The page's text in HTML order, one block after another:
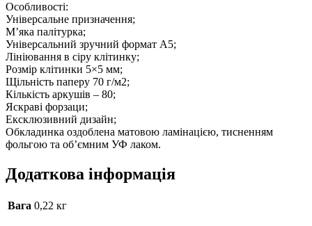
Особливості:
Універсальне призначення;
М’яка палітурка;
Універсальний зручний формат А5;
Лініювання в сіру клітинку;
Розмір клітинки 5×5 мм;
Щільність паперу 70 г/м2;
Кількість аркушів – 80;
Яскраві форзаци;
Ексклюзивний дизайн;
Обкладинка оздоблена матовою ламінацією, тисненням
фольгою та об’ємним УФ лаком.
Додаткова інформація
Вага 0,22 кг